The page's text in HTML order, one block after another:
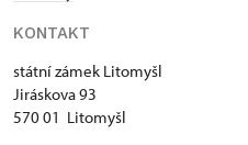
KONTAKT
státní zámek Litomyšl
Jiráskova 93
570 01 Litomyšl